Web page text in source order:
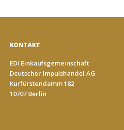
KONTAKT
EDI Einkaufsgemeinschaft
Deutscher Impulshandel AG
Kurfürstendamm 182
10707 Berlin